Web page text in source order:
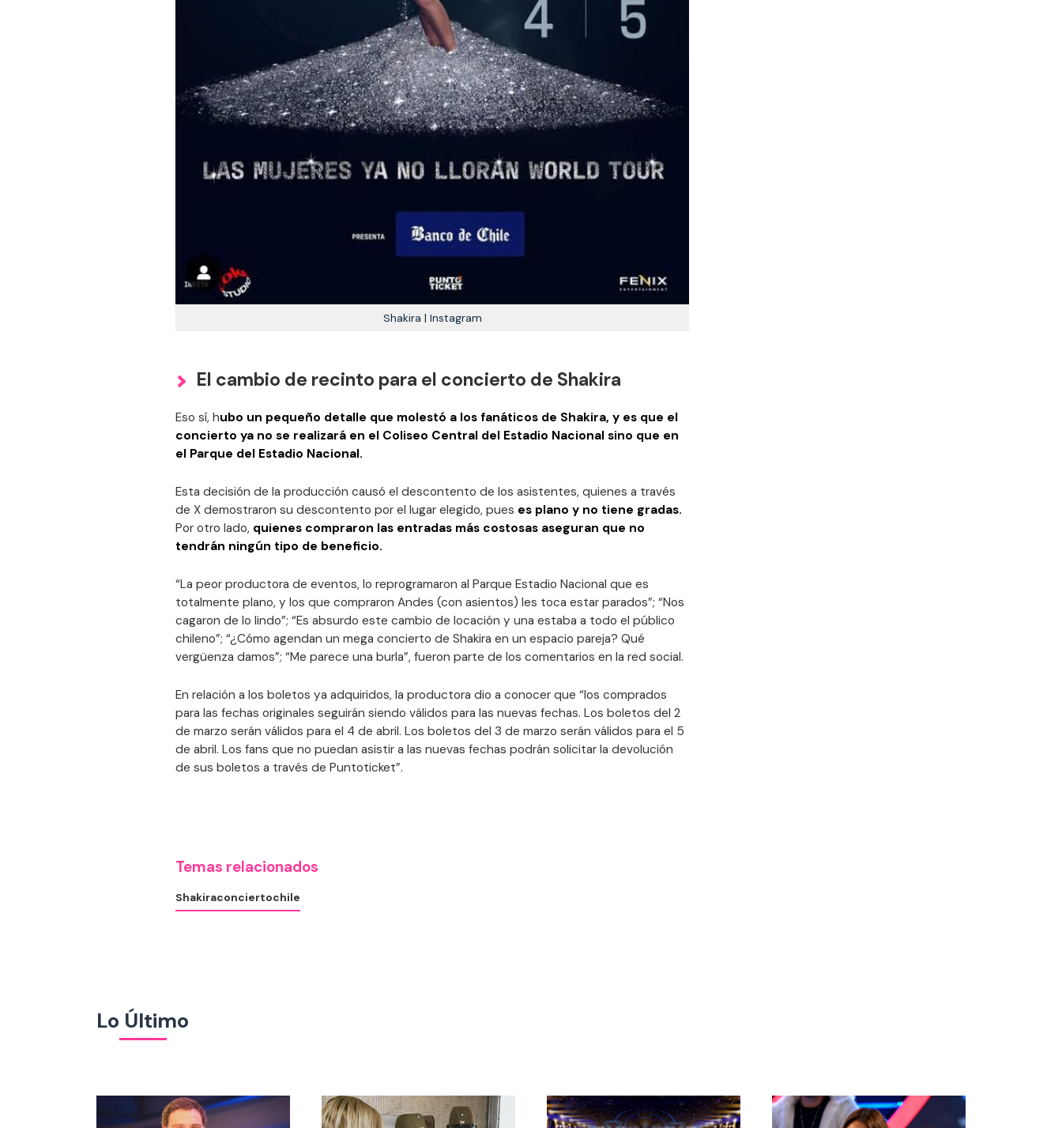
Shakira | Instagram
El cambio de recinto para el concierto de Shakira
Eso sí, hubo un pequeño detalle que molestó a los fanáticos de Shakira, y es que el
concierto ya no se realizará en el Coliseo Central del Estadio Nacional sino que en
el Parque del Estadio Nacional.
Esta decisión de la producción causó el descontento de los asistentes, quienes a través
de X demostraron su descontento por el lugar elegido, pues es plano y no tiene gradas.
Por otro lado, quienes compraron las entradas más costosas aseguran que no
tendrán ningún tipo de beneficio.
“La peor productora de eventos, lo reprogramaron al Parque Estadio Nacional que es
totalmente plano, y los que compraron Andes (con asientos) les toca estar parados”; “Nos
cagaron de lo lindo”; “Es absurdo este cambio de locación y una estaba a todo el público
chileno”; “¿Cómo agendan un mega concierto de Shakira en un espacio pareja? Qué
vergüenza damos”; “Me parece una burla”, fueron parte de los comentarios en la red social.
En relación a los boletos ya adquiridos, la productora dio a conocer que “los comprados
para las fechas originales seguirán siendo válidos para las nuevas fechas. Los boletos del 2
de marzo serán válidos para el 4 de abril. Los boletos del 3 de marzo serán válidos para el 5
de abril. Los fans que no puedan asistir a las nuevas fechas podrán solicitar la devolución
de sus boletos a través de Puntoticket”.
Temas relacionados
Shakiraconciertochile
Lo Último